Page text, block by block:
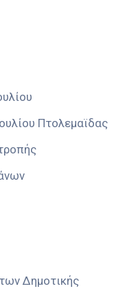
Πτολεμαϊδας
Δημοτικής